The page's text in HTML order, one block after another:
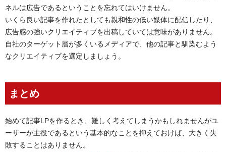
ネルは広告であるということを忘れてはいけません。
いくら良い記事を作れたとしても親和性の低い媒体に配信したり、
広告感の強いクリエイティブを出稿していては意味がありません。
自社のターゲット層が多くいるメディアで、他の記事と馴染むよう
なクリエイティブを選定しましょう。
まとめ
始めて記事LPを作るとき、難しく考えてしまうかもしれませんがユ
ーザーが主役であるという基本的なことを抑えておけば、大きく失
敗することはありません。